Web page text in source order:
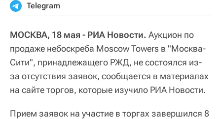
Telegram
МОСКВА, 18 мая - РИА Новости. Аукцион по
продаже небоскреба Moscow Towers в "Москва-
Сити", принадлежащего РЖД, не состоялся из-
за отсутствия заявок, сообщается в материалах
на сайте торгов, которые изучило РИА Новости.
Прием заявок на участие в торгах завершился 8